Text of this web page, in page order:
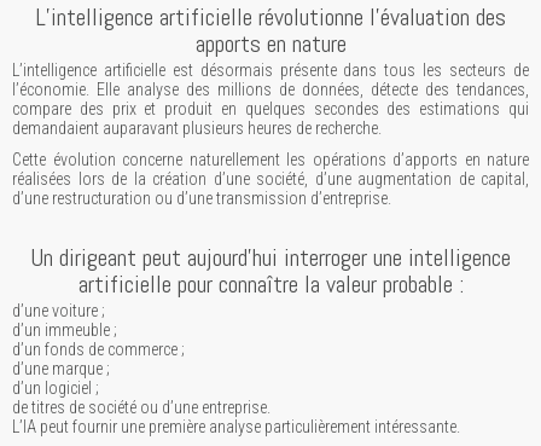
L’intelligence artificielle révolutionne l’évaluation des
apports en nature
L’intelligence artificielle est désormais présente dans tous les secteurs de
l’économie. Elle analyse des millions de données, détecte des tendances,
compare des prix et produit en quelques secondes des estimations qui
demandaient auparavant plusieurs heures de recherche.
Cette évolution concerne naturellement les opérations d’apports en nature
réalisées lors de la création d’une société, d’une augmentation de capital,
d’une restructuration ou d’une transmission d’entreprise.
Un dirigeant peut aujourd’hui interroger une intelligence
artificielle pour connaître la valeur probable :
d’une voiture ;
d’un immeuble ;
d’un fonds de commerce ;
d’une marque ;
d’un logiciel ;
de titres de société ou d’une entreprise.
L’IA peut fournir une première analyse particulièrement intéressante.